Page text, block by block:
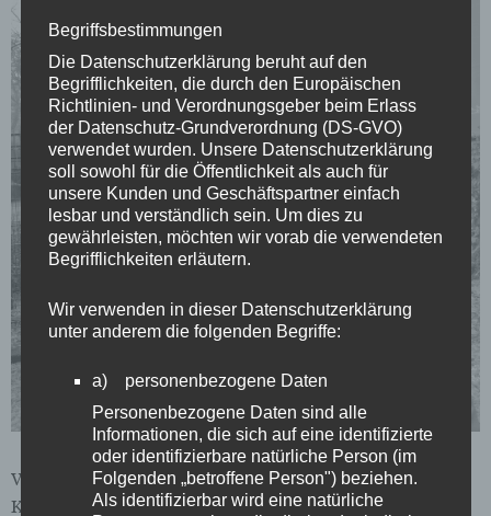
Sandra achtet auf ihr Äußeres. „Wer obdachlos ist, muss nicht
obdachlos aussehen!“, findet sie. (Foto: Petra Kettler)
Wie Angela. Schüchtern erzählt Angela von ihren
Kindern. Sie sind 16, 13 und 11 und leben bei der
Begriffsbestimmungen
Die Datenschutzerklärung beruht auf den
Begrifflichkeiten, die durch den Europäischen
Richtlinien- und Verordnungsgeber beim Erlass
der Datenschutz-Grundverordnung (DS-GVO)
verwendet wurden. Unsere Datenschutzerklärung
soll sowohl für die Öffentlichkeit als auch für
unsere Kunden und Geschäftspartner einfach
lesbar und verständlich sein. Um dies zu
gewährleisten, möchten wir vorab die verwendeten
Begrifflichkeiten erläutern.
Wir verwenden in dieser Datenschutzerklärung
unter anderem die folgenden Begriffe:
a) personenbezogene Daten
Personenbezogene Daten sind alle
Informationen, die sich auf eine identifizierte
oder identifizierbare natürliche Person (im
Folgenden „betroffene Person") beziehen.
Als identifizierbar wird eine natürliche